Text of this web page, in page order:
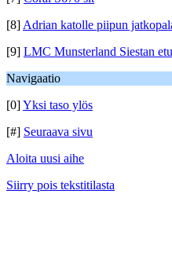
[8] Adrian katolle piipun
[9] LMC Munsterland Siestan
Navigaatio
[0]Yksi taso ylös
[#] Seuraava sivu
Aloita uusi aihe
Siirry pois tekstitilasta